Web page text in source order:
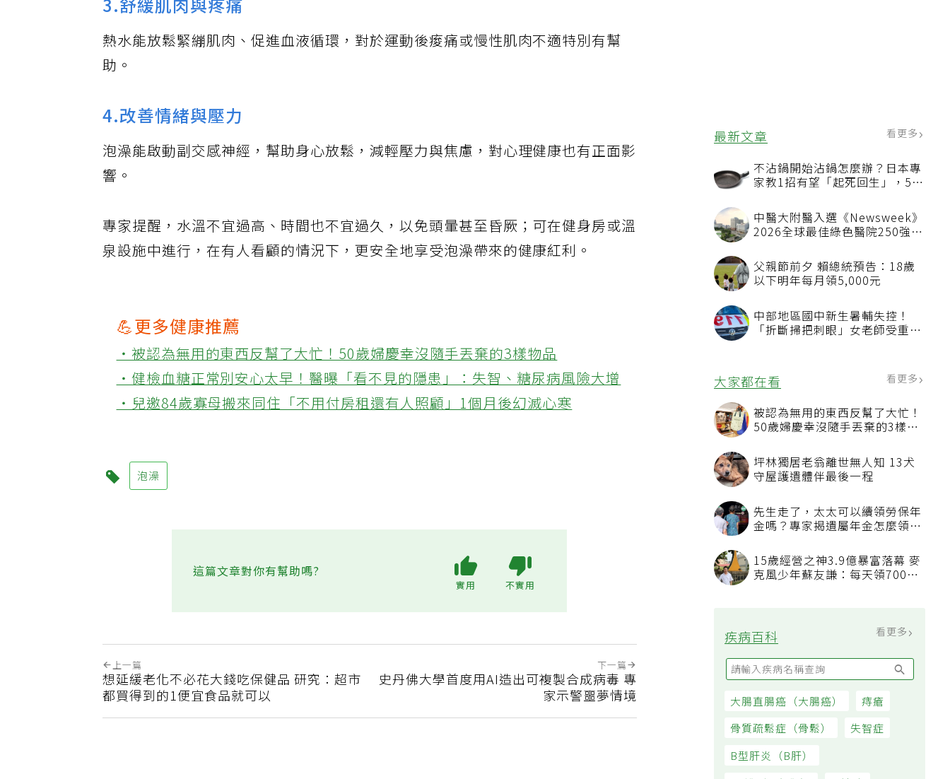
最新文章 看更多
不沾鍋開始沾鍋怎麼辦？日本專
家教1招有望「起死回生」，5情
中醫大附醫入選《Newsweek》
2026全球最佳綠色醫院250強
選 四葉績效指標居台灣最佳
父親節前夕 賴總統預告：18歲
以下明年每月領5,000元
中部地區國中新生暑輔失控！
「折斷掃把刺眼」女老師受重傷
大家都在看
被認為無用的東西反幫了大忙！
50歲婦慶幸沒隨手丟棄的3樣物
坪林獨居老翁離世無人知 13犬
守屋護遺體伴最後一程
先生走了，太太可以續領勞保年
看順位還要看資格
15歲經營之神3.9億暴富落幕 麥
疾病百科
3.舒緩肌肉與疼痛
熱水能放鬆緊繃肌肉、促進血液循環，對於運動後痠痛或慢性肌肉不適特別有幫
助。
4.改善情緒與壓力
泡澡能啟動副交感神經，幫助身心放鬆，減輕壓力與焦慮，對心理健康也有正面影
響。
專家提醒，水溫不宜過高、時間也不宜過久，以免頭暈甚至昏厥；可在健身房或溫
泉設施中進行，在有人看顧的情況下，更安全地享受泡澡帶來的健康紅利。
💪更多健康推薦
‧被認為無用的東西反幫了大忙！50歲婦慶幸沒隨手丟棄的3樣物品
‧健檢血糖正常別安心太早！醫曝「看不見的隱患」：失智、糖尿病風險大增
‧兒邀84歲寡母搬來同住「不用付房租還有人照顧」1個月後幻滅心寒
泡澡
這篇文章對你有幫助嗎?
上一篇
想延緩老化不必花大錢吃保健品 研究：超市
都買得到的1便宜食品就可以
下一篇
史丹佛大學首度用AI造出可複製合成病毒 專
家示警噩夢情境